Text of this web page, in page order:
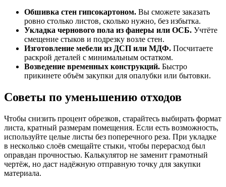
Обшивка стен гипсокартоном. Вы сможете заказать
ровно столько листов, сколько нужно, без избытка.
Укладка чернового пола из фанеры или ОСБ. Учтёте
смещение стыков и подрезку возле стен.
Изготовление мебели из ДСП или МДФ. Посчитаете
раскрой деталей с минимальным остатком.
Возведение временных конструкций. Быстро
прикинете объём закупки для опалубки или бытовки.
Советы по уменьшению отходов
Чтобы снизить процент обрезков, старайтесь выбирать формат
листа, кратный размерам помещения. Если есть возможность,
используйте целые листы без поперечного реза. При укладке
в несколько слоёв смещайте стыки, чтобы перерасход был
оправдан прочностью. Калькулятор не заменит грамотный
чертёж, но даст надёжную отправную точку для закупки
материала.